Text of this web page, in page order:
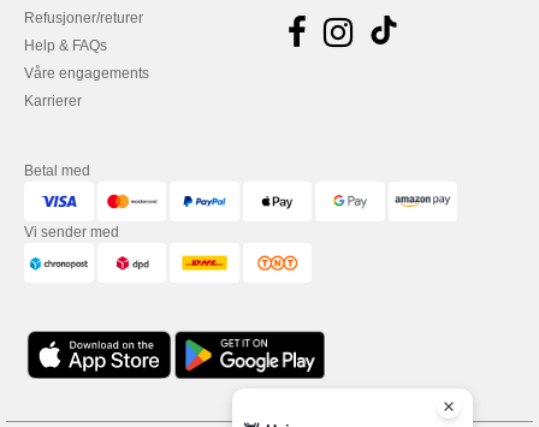
Refusjoner/returer
Help & FAQs
Våre engagements
Karrierer
Betal med
Vi sender med